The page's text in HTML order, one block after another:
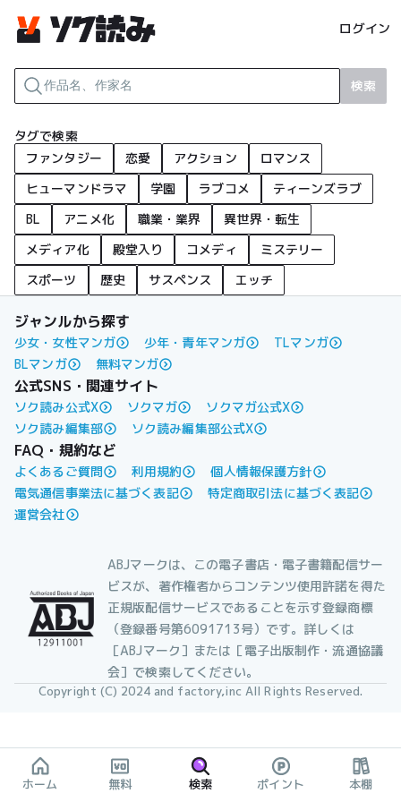
ログイン
検索
タグで検索
ファンタジー
恋愛 アクション
ロマンス
ヒューマンドラマ
学園 ラブコメ
ティーンズラブ
BL
アニメ化 職業・業界
異世界・転生
メディア化
殿堂入り コメディ
ミステリー
スポーツ
歴史 サスペンス エッチ
ジャンルから探す
少女・女性マンガ 少年・青年マンガ
TLマンガ
BLマンガ
無料マンガ
公式SNS・関連サイト
ソク読み公式X ソクマガ
ソクマガ公式X
ソク読み編集部
ソク読み編集部公式X
FAQ・規約など
よくあるご質問 利用規約
個人情報保護方針
電気通信事業法に基づく表記
特定商取引法に基づく表記
運営会社
ABJマークは、この電子書店・電子書籍配信サー
ビスが、著作権者からコンテンツ使用許諾を得た
正規版配信サービスであることを示す登録商標
（登録番号第6091713号）です。詳しくは
［ABJマーク］または［電子出版制作・流通協議
会］で検索してください。
Copyright (C) 2024 and factory,inc All Rights Reserved.
ホーム 無料 検索 ポイント 本棚